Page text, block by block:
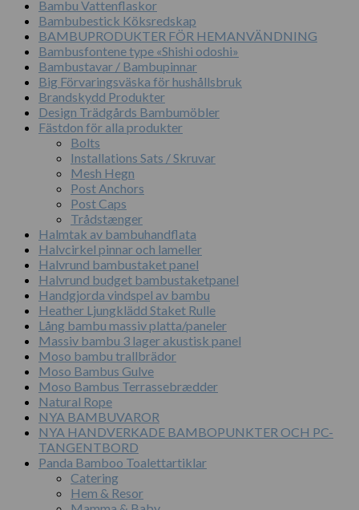
Bambu Vattenflaskor
Bambubestick Köksredskap
BAMBUPRODUKTER FÖR HEMANVÄNDNING
Bambusfontene type «Shishi odoshi»
Bambustavar / Bambupinnar
Big Förvaringsväska för hushållsbruk
Brandskydd Produkter
Design Trädgårds Bambumöbler
Fästdon för alla produkter
Bolts
Installations Sats / Skruvar
Mesh Hegn
Post Anchors
Post Caps
Trådstænger
Halmtak av bambuhandflata
Halvcirkel pinnar och lameller
Halvrund bambustaket panel
Halvrund budget bambustaketpanel
Handgjorda vindspel av bambu
Heather Ljungklädd Staket Rulle
Lång bambu massiv platta/paneler
Massiv bambu 3 lager akustisk panel
Moso bambu trallbrädor
Moso Bambus Gulve
Moso Bambus Terrassebrædder
Natural Rope
NYA BAMBUVAROR
NYA HANDVERKADE BAMBOPUNKTER OCH PC-
TANGENTBORD
Panda Bamboo Toalettartiklar
Catering
Hem & Resor